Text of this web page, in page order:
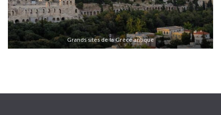
Grands sites de la Grèce antique